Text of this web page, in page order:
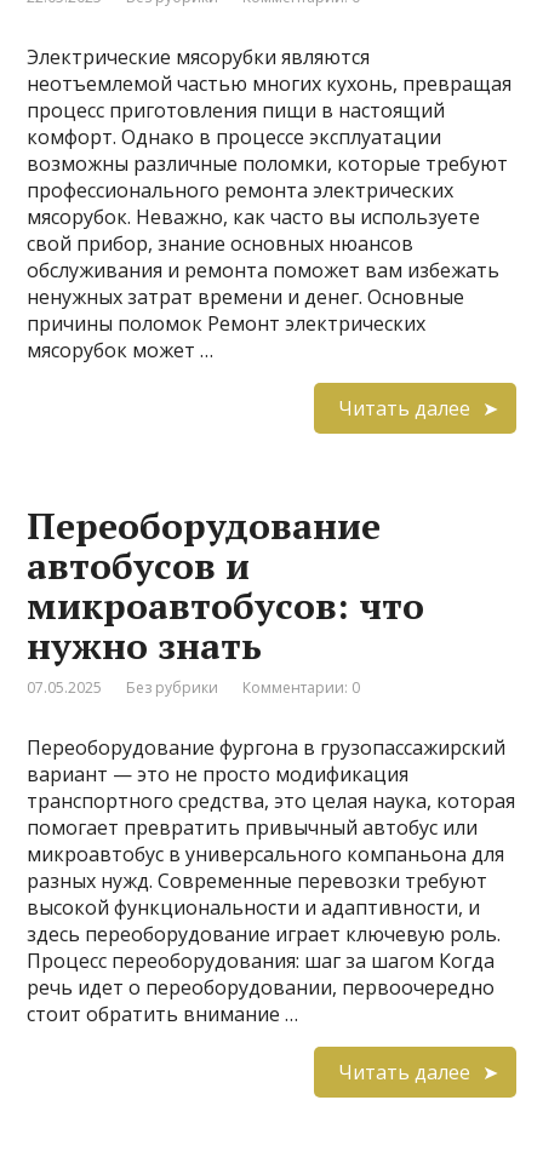
Электрические мясорубки являются
неотъемлемой частью многих кухонь, превращая
процесс приготовления пищи в настоящий
комфорт. Однако в процессе эксплуатации
возможны различные поломки, которые требуют
профессионального ремонта электрических
мясорубок. Неважно, как часто вы используете
свой прибор, знание основных нюансов
обслуживания и ремонта поможет вам избежать
ненужных затрат времени и денег. Основные
причины поломок Ремонт электрических
мясорубок может …
Читать далее
Переоборудование
автобусов и
микроавтобусов: что
нужно знать
07.05.2025 Без рубрики Комментарии: 0
Переоборудование фургона в грузопассажирский
вариант — это не просто модификация
транспортного средства, это целая наука, которая
помогает превратить привычный автобус или
микроавтобус в универсального компаньона для
разных нужд. Современные перевозки требуют
высокой функциональности и адаптивности, и
здесь переоборудование играет ключевую роль.
Процесс переоборудования: шаг за шагом Когда
речь идет о переоборудовании, первоочередно
стоит обратить внимание …
Читать далее